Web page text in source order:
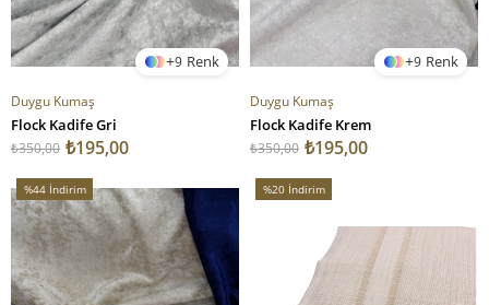
9
Duygu Kumaş
Flock Kadife Gri
₺195,00
₺350,00
9
Duygu Kumaş
Flock Kadife Krem
₺195,00
₺350,00
%44 İndirim
%44İndirim
%20 İndirim